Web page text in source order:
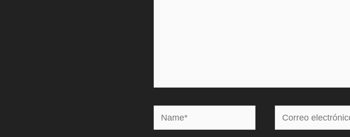
Name*
Correo
electrónico*